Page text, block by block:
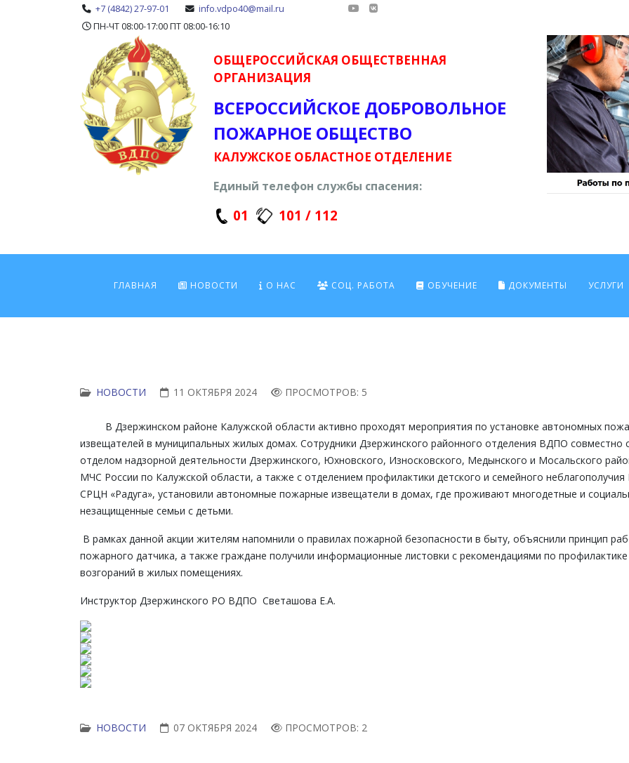
+7 (4842) 27-97-01
info.vdpo40@mail.ru
ПН-ЧТ 08:00-17:00 ПТ 08:00-16:10
ОБЩЕРОССИЙСКАЯ ОБЩЕСТВЕННАЯ
ОРГАНИЗАЦИЯ
ВСЕРОССИЙСКОЕ ДОБРОВОЛЬНОЕ
ПОЖАРНОЕ ОБЩЕСТВО
КАЛУЖСКОЕ ОБЛАСТНОЕ ОТДЕЛЕНИЕ
Единый телефон службы спасения:
01 101 / 112
ГЛАВНАЯ НОВОСТИ О НАС СОЦ. РАБОТА ОБУЧЕНИЕ ДОКУМЕНТЫ УСЛУГИ
НОВОСТИ 11 ОКТЯБРЯ 2024 ПРОСМОТРОВ: 5
В Дзержинском районе Калужской области активно проходят мероприятия по установке автономных
извещателей в муниципальных жилых домах. Сотрудники Дзержинского районного отделения ВДПО совместно
отделом надзорной деятельности Дзержинского, Юхновского, Износковского, Медынского и Мосальского
МЧС России по Калужской области, а также с отделением профилактики детского и семейного
СРЦН «Радуга», установили автономные пожарные извещатели в домах, где проживают многодетные и
незащищенные семьи с детьми.
В рамках данной акции жителям напомнили о правилах пожарной безопасности в быту, объяснили принцип
пожарного датчика, а также граждане получили информационные листовки с рекомендациями по профилактике
возгораний в жилых помещениях.
Инструктор Дзержинского РО ВДПО Светашова Е.А.
НОВОСТИ 07 ОКТЯБРЯ 2024 ПРОСМОТРОВ: 2